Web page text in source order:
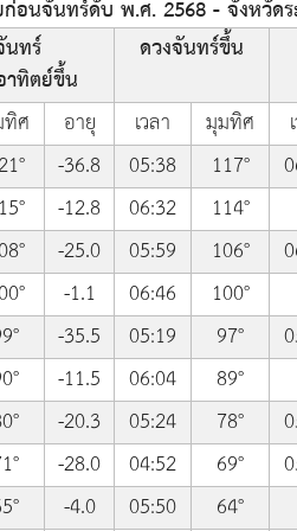
ก่อนจันทร์ดับ พ.ศ. 2568 - จังหวัด
ทร์
ทิตย์ขึ้น
ดวงจันทร์ขึ้น
ศ อายุ เวลา มุมทิศ
-36.8 05:38 117°
-12.8 06:32
114°
-25.0 05:59 106°
-1.1 06:46
100°
-35.5 05:19 97°
-11.5 06:04
89°
-20.3 05:24 78°
-28.0 04:52 69°
-4.0 05:50
64°